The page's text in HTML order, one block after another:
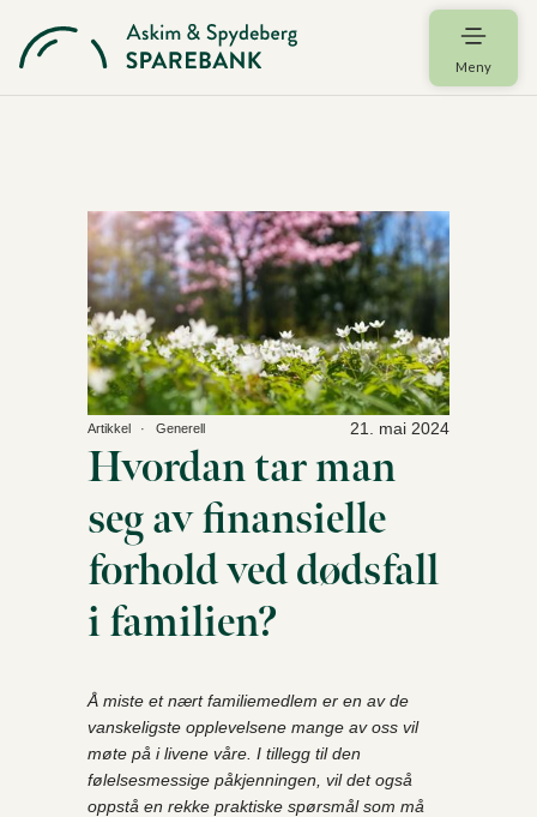
Meny
Artikkel Generell
Hvordan tar man
seg av finansielle
forhold ved dødsfall
i familien?
21. mai 2024
Å miste et nært familiemedlem er en av de
vanskeligste opplevelsene mange av oss vil
møte på i livene våre. I tillegg til den
følelsesmessige påkjenningen, vil det også
oppstå en rekke praktiske spørsmål som må